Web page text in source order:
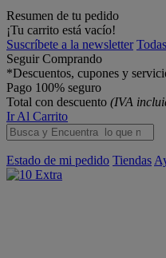
Resumen de tu pedido
¡Tu carrito está vacío!
Suscríbete a la newsletter
Seguir Comprando
*Descuentos, cupones y
Pago 100% seguro
Total con descuento (IVA
Ir Al Carrito
Estado de mi pedido Tiendas